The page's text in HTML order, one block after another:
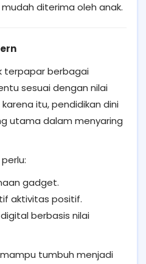
diterima oleh anak.
terpapar berbagai
sesuai dengan nilai
itu, pendidikan dini
utama dalam menyaring
gadget.
aktivitas positif.
berbasis nilai
tumbuh menjadi